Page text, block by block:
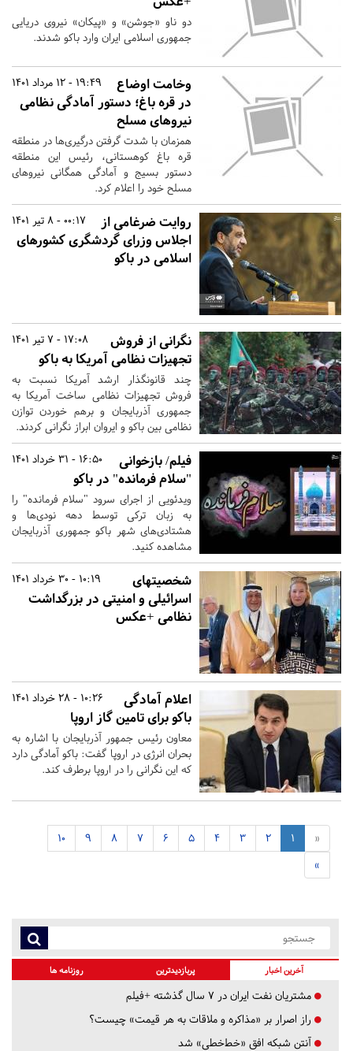
دو ناو «جوشن» و «پیکان» نیروی دریایی
جمهوری اسلامی ایران وارد باکو شدند.
19:49 - 12 مرداد 1401
وخامت اوضاع
در قره باغ؛ دستور آمادگی نظامی
نیروهای مسلح
همزمان با شدت گرفتن درگیری‌ها در منطقه
قره باغ کوهستانی، رئیس این منطقه
دستور بسیج و آمادگی همگانی نیروهای
مسلح خود را اعلام کرد.
00:17 - 8 تیر 1401
روایت ضرغامی از
اجلاس وزرای گردشگری کشورهای
اسلامی در ‎باکو
17:08 - 7 تیر 1401
نگرانی از فروش
تجهیزات نظامی آمریکا به باکو
چند قانونگذار ارشد آمریکا نسبت به
فروش تجهیزات نظامی ساخت آمریکا به
جمهوری آذربایجان و برهم خوردن توازن
نظامی بین باکو و ایروان ابراز نگرانی کردند.
16:50 - 31 خرداد 1401
فیلم/ بازخوانی
"سلام فرمانده" در باکو
ویدئویی از اجرای سرود "سلام فرمانده" را
به زبان ترکی توسط دهه نودی‌ها و
هشتادی‌های شهر باکو جمهوری آذربایجان
مشاهده کنید.
10:19 - 30 خرداد 1401
شخصیتهای
اسرائیلی و امنیتی در بزرگداشت
نظامی +عکس
10:26 - 28 خرداد 1401
اعلام آمادگی
باکو برای تامین گاز اروپا
معاون رئیس جمهور آذربایجان با اشاره به
بحران انرژی در اروپا گفت: باکو آمادگی دارد
که این نگرانی را در اروپا برطرف کند.
«
1
2
3
4
5
6
7
8
9
10
»
آخرین اخبار پربازدیدترین روزنامه ها
مشتریان نفت ایران در ۷ سال گذشته +فیلم
راز اصرار بر «مذاکره و ملاقات به هر قیمت» چیست؟
آنتن شبکه افق «خط‌خطی» شد